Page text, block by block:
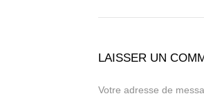
LAISSER UN
Votre adresse de